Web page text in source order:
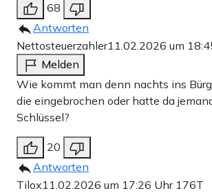
68
Antworten
Nettosteuerzahler11.02.2026 um
Melden
Wie kommt man denn nachts ins
die eingebrochen oder hatte da
Schlüssel?
20
Antworten
Tilox11.02.2026 um 17:26 Uhr 176T